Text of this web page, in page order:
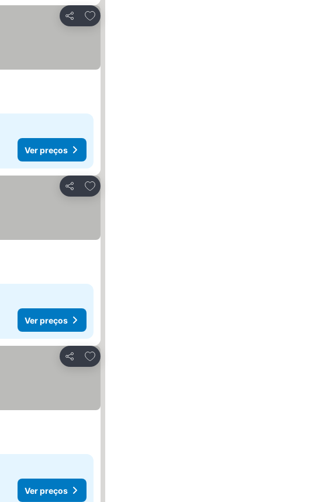
Partilhar
Adicionar aos favoritos
Ver preços
Partilhar
Adicionar aos favoritos
Ver preços
Partilhar
Adicionar aos favoritos
Ver preços